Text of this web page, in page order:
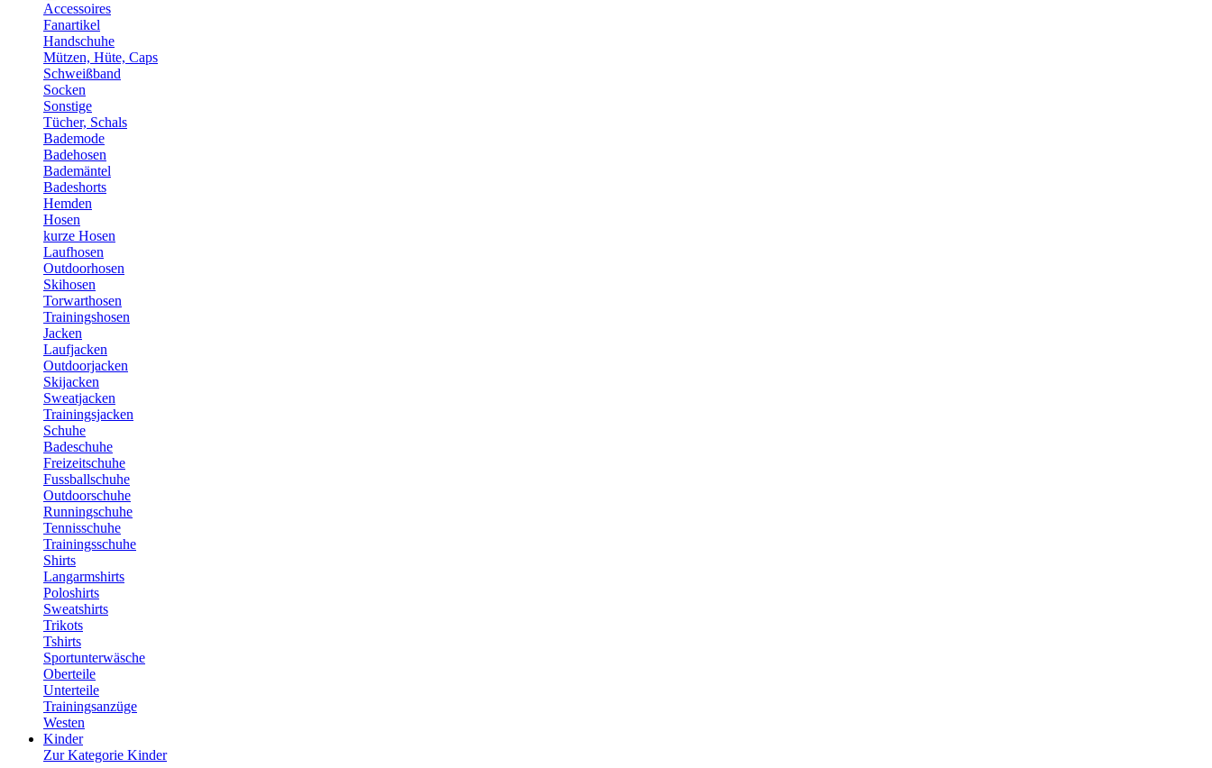
Accessoires
Fanartikel
Handschuhe
Mützen, Hüte, Caps
Schweißband
Socken
Sonstige
Tücher, Schals
Bademode
Badehosen
Bademäntel
Badeshorts
Hemden
Hosen
kurze Hosen
Laufhosen
Outdoorhosen
Skihosen
Torwarthosen
Trainingshosen
Jacken
Laufjacken
Outdoorjacken
Skijacken
Sweatjacken
Trainingsjacken
Schuhe
Badeschuhe
Freizeitschuhe
Fussballschuhe
Outdoorschuhe
Runningschuhe
Tennisschuhe
Trainingsschuhe
Shirts
Langarmshirts
Poloshirts
Sweatshirts
Trikots
Tshirts
Sportunterwäsche
Oberteile
Unterteile
Trainingsanzüge
Westen
Kinder
Zur Kategorie Kinder